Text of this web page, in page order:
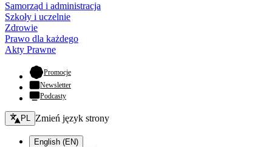
Samorząd i administracja
Szkoły i uczelnie
Zdrowie
Prawo dla każdego
Akty Prawne
Promocje- otwiera się w nowej karcie
Newsletter
Podcasty
Zmień język - bieżący:
PL Zmień język strony
English (EN)